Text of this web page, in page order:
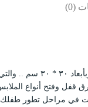
(0)
أخرى
قفل وفتح أنواع
في مراحل تطور